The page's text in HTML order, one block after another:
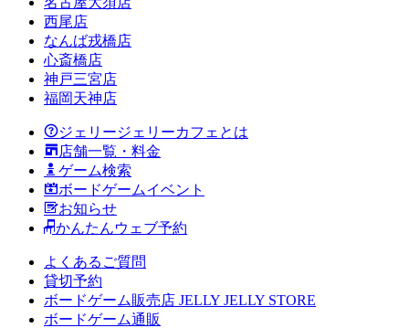
西尾店
なんば戎橋店
心斎橋店
神戸三宮店
福岡天神店
ジェリージェリーカフェとは
店舗一覧・料金
ゲーム検索
ボードゲームイベント
お知らせ
かんたんウェブ予約
よくあるご質問
貸切予約
ボードゲーム販売店 JELLY JELLY STORE
ボードゲーム通販